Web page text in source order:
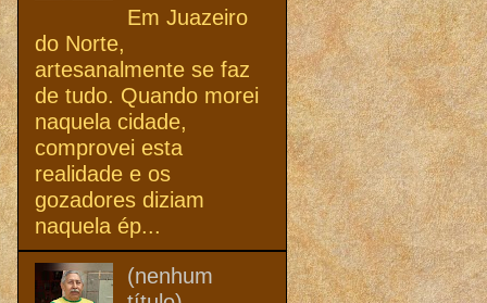
Em Juazeiro
do Norte,
artesanalmente se faz
de tudo. Quando morei
naquela cidade,
comprovei esta
realidade e os
gozadores diziam
naquela ép...
(nenhum